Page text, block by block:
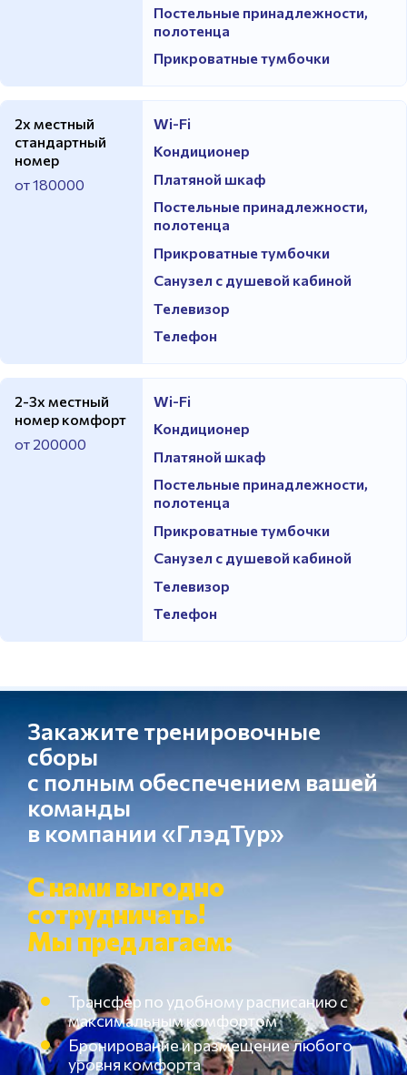
Постельные принадлежности,
полотенца
Прикроватные тумбочки
2х местный
стандартный
номер
от 180000
Wi-Fi
Кондиционер
Платяной шкаф
Постельные принадлежности,
полотенца
Прикроватные тумбочки
Санузел с душевой кабиной
Телевизор
Телефон
2-3х местный
номер комфорт
от 200000
Wi-Fi
Кондиционер
Платяной шкаф
Постельные принадлежности,
полотенца
Прикроватные тумбочки
Санузел с душевой кабиной
Телевизор
Телефон
Закажите тренировочные
сборы
с полным обеспечением вашей
команды
в компании «ГлэдТур»
С нами выгодно
сотрудничать!
Мы предлагаем:
Трансфер по удобному расписанию с
максимальным комфортом
Бронирование и размещение любого
уровня комфорта